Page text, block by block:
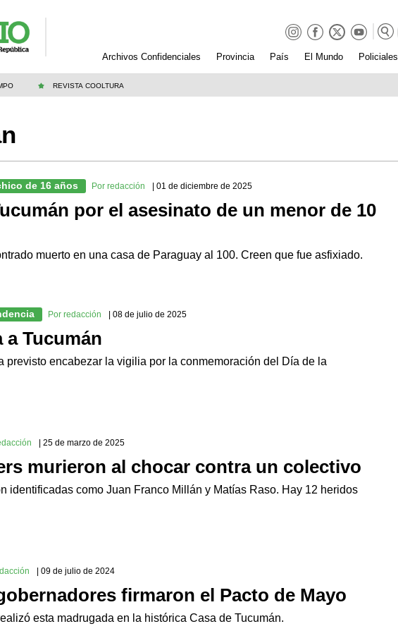
Archivos Confidenciales Provincia País El Mundo Policiales
REVISTA COOLTURA
de 16 años Por redacción | 01 de diciembre de 2025
por el asesinato de un menor de 10
muerto en una casa de Paraguay al 100. Creen que fue asfixiado.
Por redacción | 08 de julio de 2025
a Tucumán
previsto encabezar la vigilia por la conmemoración del Día de la
| 25 de marzo de 2025
murieron al chocar contra un colectivo
identificadas como Juan Franco Millán y Matías Raso. Hay 12 heridos
| 09 de julio de 2024
firmaron el Pacto de Mayo
esta madrugada en la histórica Casa de Tucumán.